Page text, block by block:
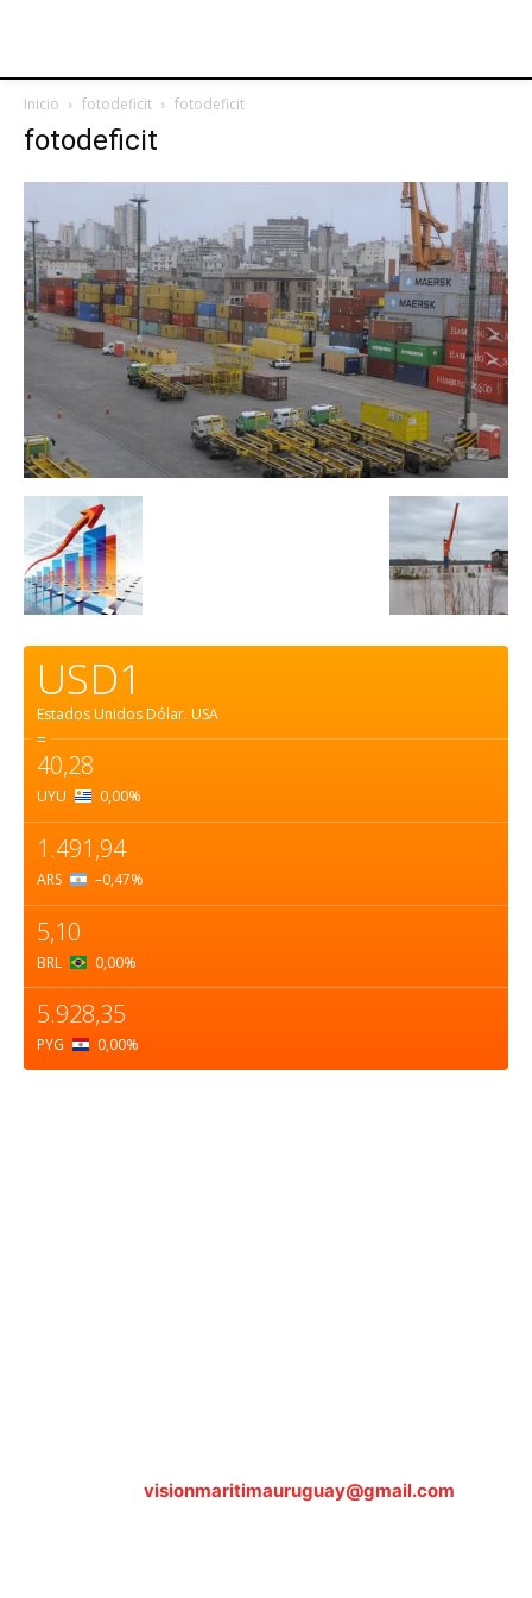
Inicio fotodeficit fotodeficit
fotodeficit
USD1
Estados Unidos Dólar. USA
=
40,28
UYU 0,00%
1.491,94
ARS –0,47%
5,10
BRL 0,00%
5.928,35
PYG 0,00%
visionmaritimauruguay@gmail.com